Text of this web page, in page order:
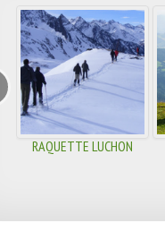
RAQUETTE LUCHON